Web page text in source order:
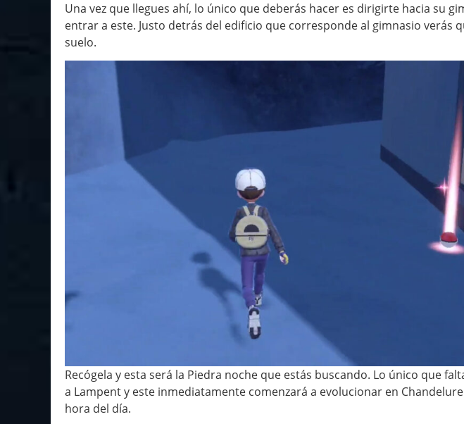
Una vez que llegues ahí, lo único que deberás hacer es dirigirte hacia su
entrar a este. Justo detrás del edificio que corresponde al gimnasio verás
suelo.
Recógela y esta será la Piedra noche que estás buscando. Lo único que
a Lampent y este inmediatamente comenzará a evolucionar en
hora del día.